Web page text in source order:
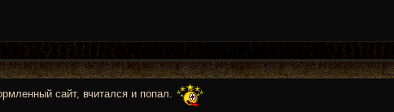
сайт, вчитался и попал.